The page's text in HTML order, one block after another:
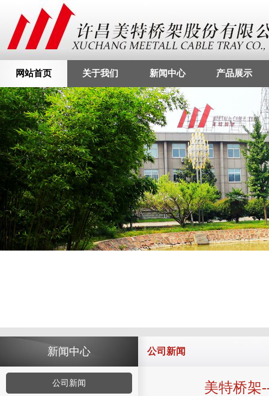
网站首页 关于我们 新闻中心 产品展示
新闻中心
公司新闻
公司新闻
美特桥架